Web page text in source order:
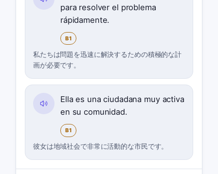
para resolver el problema
rápidamente.
B1
私たちは問題を迅速に解決するための積極的な計
画が必要です。
Ella es una ciudadana muy activa
en su comunidad.
B1
彼女は地域社会で非常に活動的な市民です。